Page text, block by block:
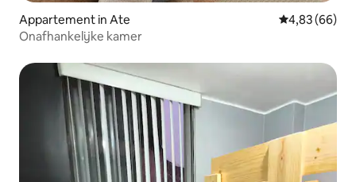
Appartement in Ate Gemiddelde
4,83 (66)
Onafhankelijke kamer